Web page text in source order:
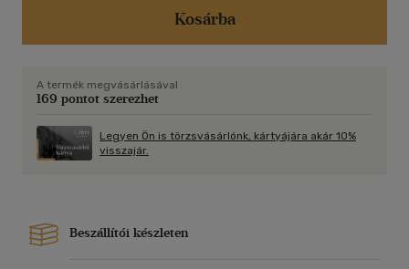
Kosárba
A termék megvásárlásával
169 pontot szerezhet
Legyen Ön is törzsvásárlónk, kártyájára akár 10%
visszajár.
Beszállítói készleten